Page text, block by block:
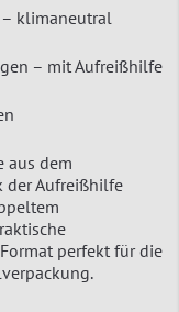
klimaneutral
– mit Aufreißhilfe
aus dem
der Aufreißhilfe
perfekt für die